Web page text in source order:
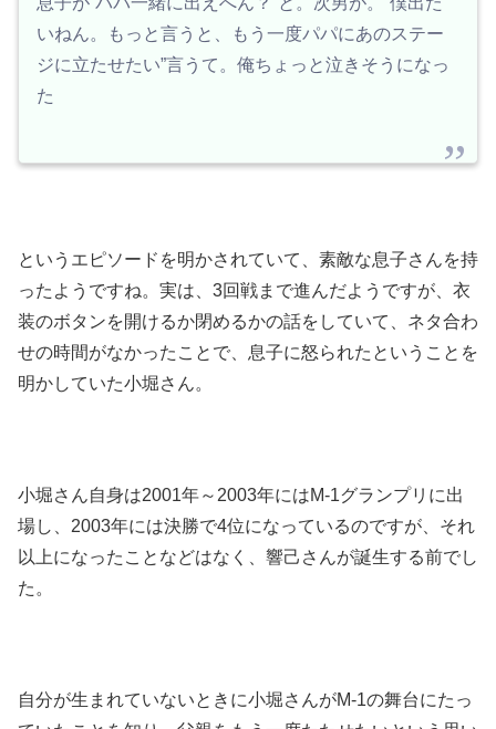
いねん。もっと言うと、もう一度パパにあのステー
ジに立たせたい”言うて。俺ちょっと泣きそうになっ
た
というエピソードを明かされていて、素敵な息子さんを持
ったようですね。実は、3回戦まで進んだようですが、衣
装のボタンを開けるか閉めるかの話をしていて、ネタ合わ
せの時間がなかったことで、息子に怒られたということを
明かしていた小堀さん。
小堀さん自身は2001年～2003年にはM-1グランプリに出
場し、2003年には決勝で4位になっているのですが、それ
以上になったことなどはなく、響己さんが誕生する前でし
た。
自分が生まれていないときに小堀さんがM-1の舞台にたっ